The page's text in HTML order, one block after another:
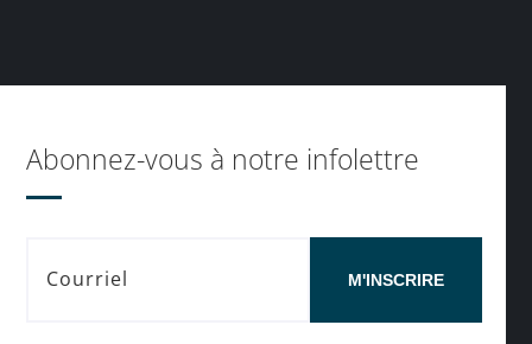
Abonnez-vous à notre infolettre
M'INSCRIRE